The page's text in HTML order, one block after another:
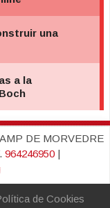
DE MORVEDRE
964246950|
de Cookies